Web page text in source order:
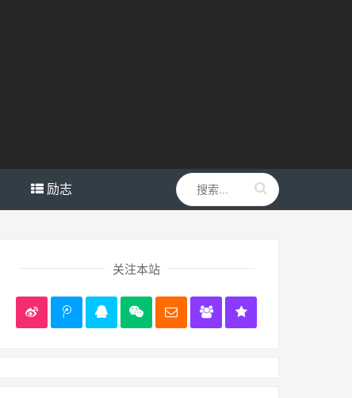
励志
关注本站